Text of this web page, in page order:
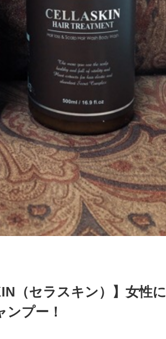
（セラスキン）】女性に
プー！